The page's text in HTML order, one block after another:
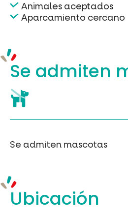
Animales aceptados
Aparcamiento cercano
Se admiten
Se admiten mascotas
Ubicación